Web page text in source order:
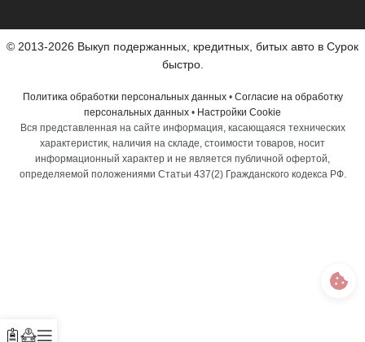
© 2013-2026 Выкуп подержанных, кредитных, битых авто в Сурок
быстро.
Политика обработки персональных данных• Согласие на обработку
персональных данных • Настройки Cookie
Вся представленная на сайте информация, касающаяся технических
характеристик, наличия на складе, стоимости товаров, носит
информационный характер и не является публичной офертой,
определяемой положениями Статьи 437(2) Гражданского кодекса РФ.